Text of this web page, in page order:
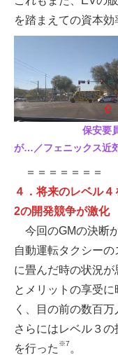
を踏まえての資本効
保安要
が…／フェニックス近
＝＝＝＝＝＝＝
４．将来のレベル
2の開発競争が激化
今回のGMの決断
自動運転タクシー
に畳んだ時の状況
とメリットの享受
く、目の前の数百
さらにはレベル３
を行った ※7 。